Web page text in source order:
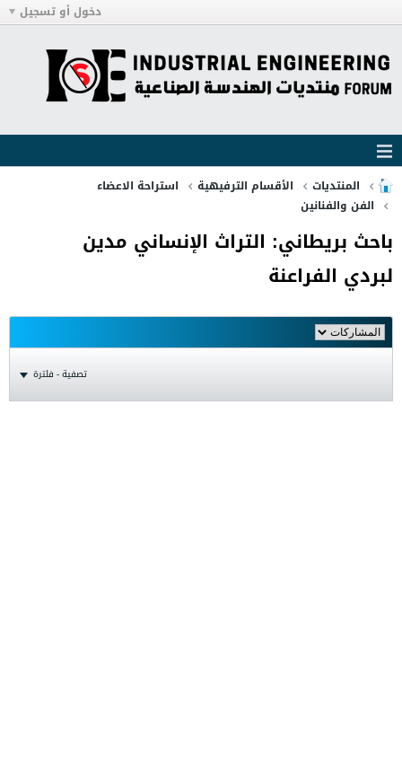
دخول أو تسجيل
المنتديات الأقسام الترفيهية
استراحة الاعضاء
الفن والفنانين
باحث بريطاني: التراث الإنساني مدين
لبردي الفراعنة
تصفية - فلترة